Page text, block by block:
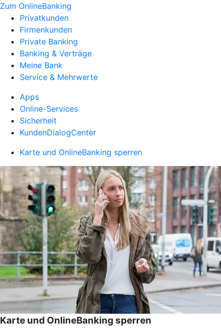
Zum OnlineBanking
Privatkunden
Firmenkunden
Private Banking
Banking & Verträge
Meine Bank
Service & Mehrwerte
Apps
Online-Services
Sicherheit
KundenDialogCenter
Karte und OnlineBanking sperren
Karte und OnlineBanking sperren